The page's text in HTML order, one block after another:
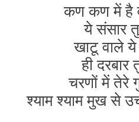
कण कण में है
ये संसार
खाटू वाले ये
ही दरबार
चरणों में तेरे
श्याम श्याम मुख